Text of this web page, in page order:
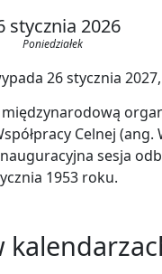
stycznia 2026
Poniedziałek
26 stycznia
Celnej
sesja
1953 roku.